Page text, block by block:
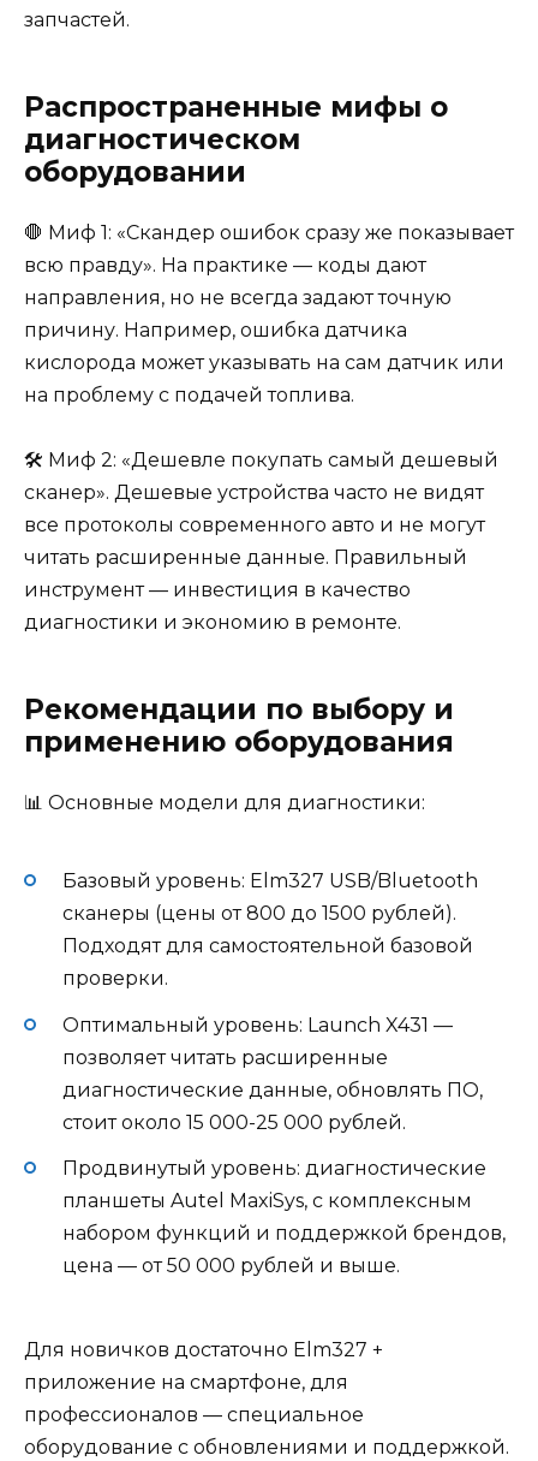
запчастей.
Распространенные мифы о
диагностическом
оборудовании
🛑 Миф 1: «Скандер ошибок сразу же показывает
всю правду». На практике — коды дают
направления, но не всегда задают точную
причину. Например, ошибка датчика
кислорода может указывать на сам датчик или
на проблему с подачей топлива.
🛠️ Миф 2: «Дешевле покупать самый дешевый
сканер». Дешевые устройства часто не видят
все протоколы современного авто и не могут
читать расширенные данные. Правильный
инструмент — инвестиция в качество
диагностики и экономию в ремонте.
Рекомендации по выбору и
применению оборудования
📊 Основные модели для диагностики:
Базовый уровень: Elm327 USB/Bluetooth
сканеры (цены от 800 до 1500 рублей).
Подходят для самостоятельной базовой
проверки.
Оптимальный уровень: Launch X431 —
позволяет читать расширенные
диагностические данные, обновлять ПО,
стоит около 15 000-25 000 рублей.
Продвинутый уровень: диагностические
планшеты Autel MaxiSys, с комплексным
набором функций и поддержкой брендов,
цена — от 50 000 рублей и выше.
Для новичков достаточно Elm327 +
приложение на смартфоне, для
профессионалов — специальное
оборудование с обновлениями и поддержкой.